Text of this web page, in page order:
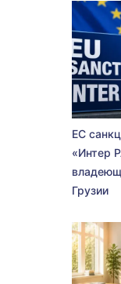
ЕС
«Интер
Грузии